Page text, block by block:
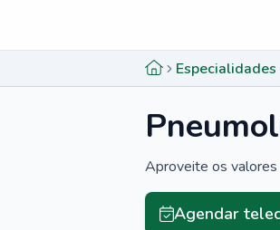
Especialidades
Aproveite os valores
Agendar